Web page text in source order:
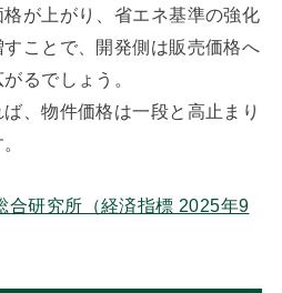
が上がり、省エネ基準の強化
ことで、開発側は販売価格へ
るでしょう。
、物件価格は一段と高止まり
合研究所（経済指標 2025年9